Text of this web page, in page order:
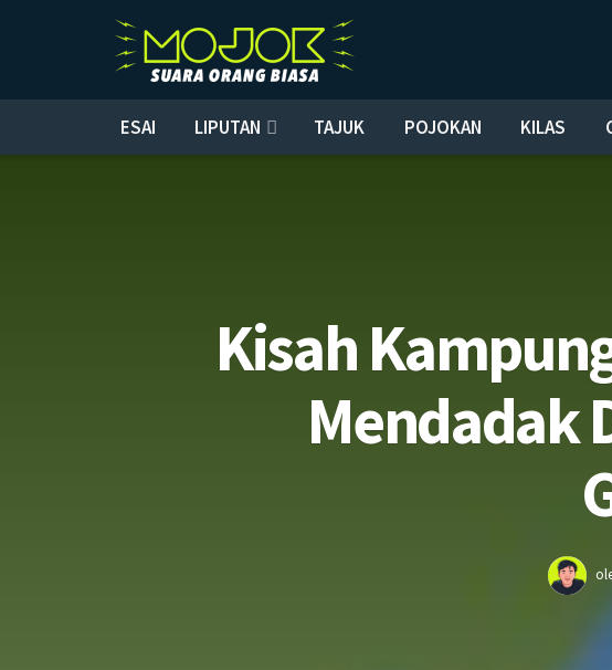
ESAI LIPUTAN TAJUK POJOKAN KILAS
Kisah
Mendadak